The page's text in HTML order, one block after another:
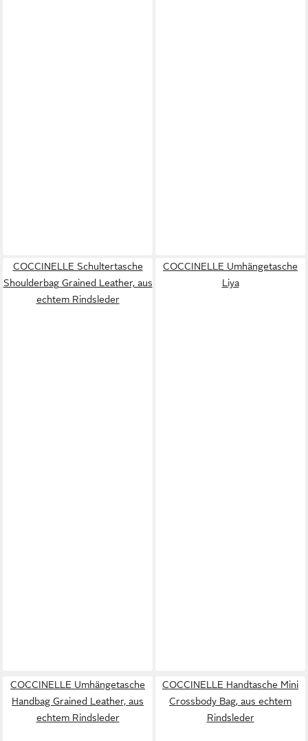
COCCINELLE Schultertasche
Shoulderbag Grained Leather, aus
echtem Rindsleder
COCCINELLE Umhängetasche
Liya
COCCINELLE Umhängetasche
Handbag Grained Leather, aus
echtem Rindsleder
COCCINELLE Handtasche Mini
Crossbody Bag, aus echtem
Rindsleder